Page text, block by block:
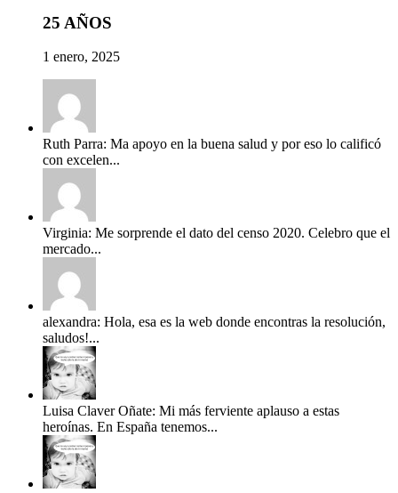
25 AÑOS
1 enero, 2025
Ruth Parra: Ma apoyo en la buena salud y por eso lo calificó
con excelen...
Virginia: Me sorprende el dato del censo 2020. Celebro que el
mercado...
alexandra: Hola, esa es la web donde encontras la resolución,
saludos!...
Luisa Claver Oñate: Mi más ferviente aplauso a estas
heroínas. En España tenemos...